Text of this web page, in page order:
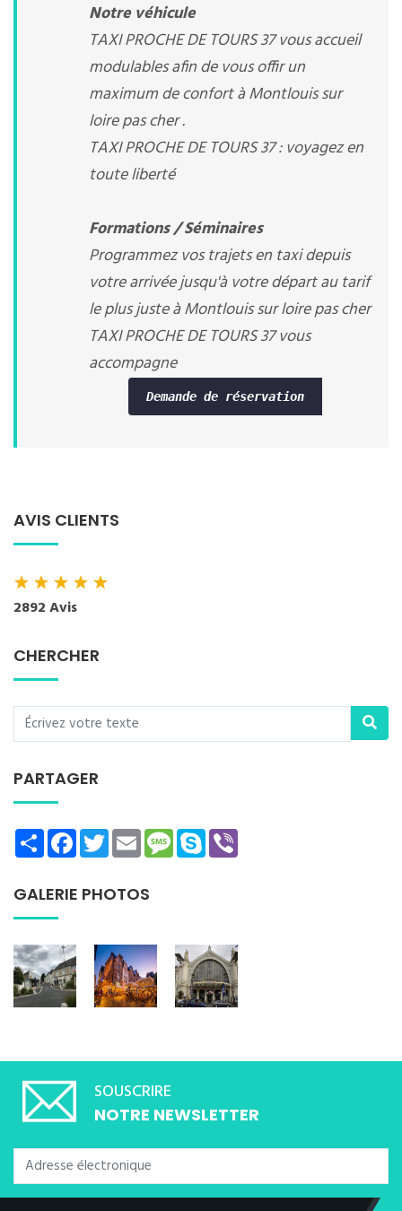
Notre véhicule
TAXI PROCHE DE TOURS 37 vous accueil
modulables afin de vous offir un
maximum de confort à Montlouis sur
loire pas cher .
TAXI PROCHE DE TOURS 37 : voyagez en
toute liberté
Formations / Séminaires
Programmez vos trajets en taxi depuis
votre arrivée jusqu'à votre départ au tarif
le plus juste à Montlouis sur loire pas cher
TAXI PROCHE DE TOURS 37 vous
accompagne
Demande de réservation
AVIS CLIENTS
★★★★★
2892 Avis
CHERCHER
PARTAGER
ShareFacebookTwitterEmailMessage
Skype
GALERIE PHOTOS
SOUSCRIRE
NOTRE NEWSLETTER